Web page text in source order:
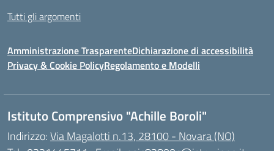
Tutti gli argomenti
Amministrazione TrasparenteDichiarazione di accessibilità
Privacy & Cookie PolicyRegolamento e Modelli
Istituto Comprensivo "Achille Boroli"
Indirizzo:Via Magalotti n.13, 28100 - Novara (NO)